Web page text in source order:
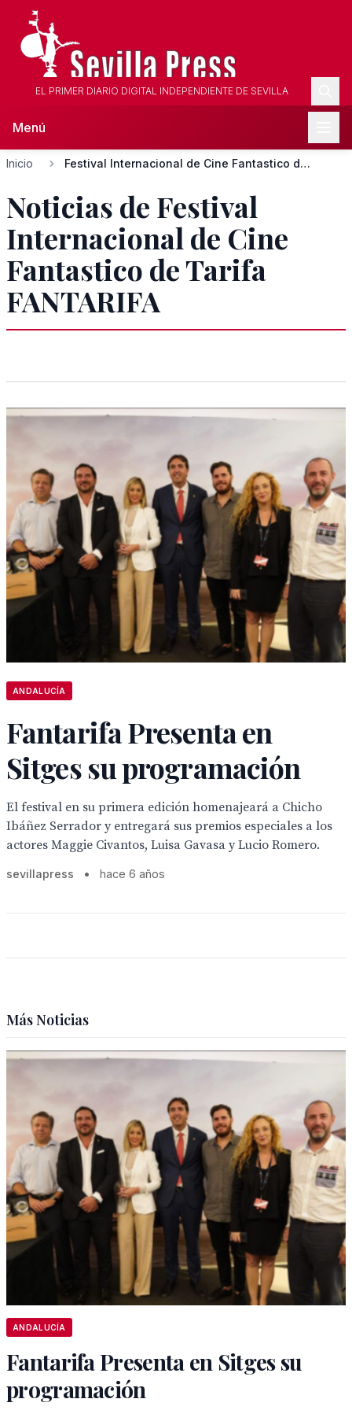
EL PRIMER DIARIO DIGITAL INDEPENDIENTE DE SEVILLA
Menú
Inicio Festival Internacional de Cine Fantastico de Tarifa FANTARIF...
Noticias de Festival
Internacional de Cine
Fantastico de Tarifa
FANTARIFA
ANDALUCÍA
Fantarifa Presenta en
Sitges su programación
El festival en su primera edición homenajeará a Chicho
Ibáñez Serrador y entregará sus premios especiales a los
actores Maggie Civantos, Luisa Gavasa y Lucio Romero.
sevillapress • hace 6 años
Más Noticias
ANDALUCÍA
Fantarifa Presenta en Sitges su
programación